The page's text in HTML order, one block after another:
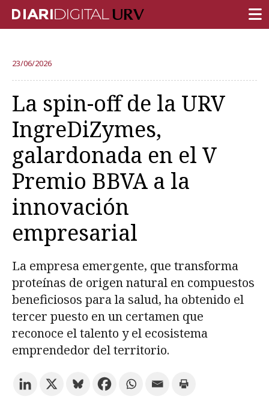
INVESTIGACIÓN
DOCENCIA
INSTITUCIÓN
VIDA EN EL CAMPUS
COMUNIDAD URV
Prueba la búsqueda avanzada
Suscríbete a los boletines electrónicos de la URV
ESPAÑOL CATALÀ ENGLISH
23/06/2026
La spin-off de la URV
IngreDiZymes,
galardonada en el V
Premio BBVA a la
innovación
empresarial
La empresa emergente, que transforma
proteínas de origen natural en compuestos
beneficiosos para la salud, ha obtenido el
tercer puesto en un certamen que
reconoce el talento y el ecosistema
emprendedor del territorio.